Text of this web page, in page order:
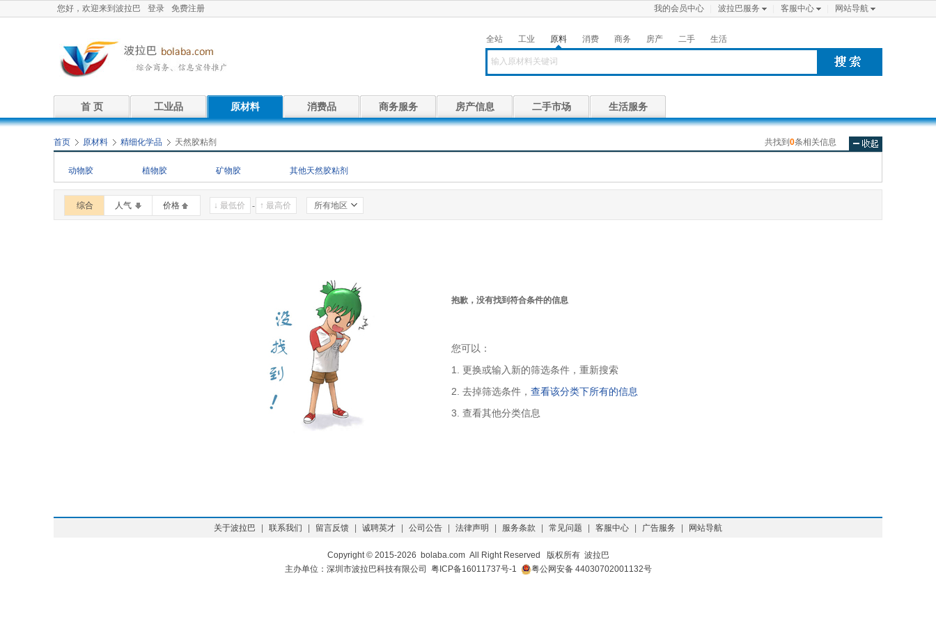
您好，欢迎来到波拉巴 登录 免费注册 我的会员中心 波拉巴服务 客服中心 网站导航
全站 工业 原料 消费 商务 房产 二手 生活
首 页 工业品 原材料 消费品 商务服务 房产信息 二手市场 生活服务
首页 原材料 精细化学品 天然胶粘剂 共找到 0条相关信息
动物胶 植物胶 矿物胶 其他天然胶粘剂
综合 人气 价格 - 所有地区
抱歉，没有找到符合条件的信息
您可以：
1. 更换或输入新的筛选条件，重新搜索
2. 去掉筛选条件，查看该分类下所有的信息
3. 查看其他分类信息
关于波拉巴 联系我们 留言反馈 诚聘英才 公司公告 法律声明 服务条款 常见问题 客服中心 广告服务 网站导航
Copyright © 2015-2026 bolaba.com All Right Reserved 版权所有 波拉巴
主办单位：深圳市波拉巴科技有限公司 粤ICP备16011737号-1 粤公网安备 44030702001132号